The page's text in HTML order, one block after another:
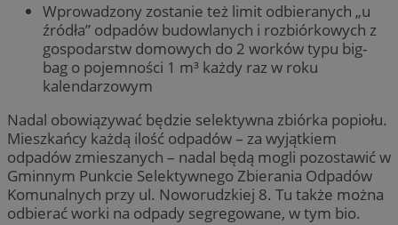
Wprowadzony zostanie też limit odbieranych „u
źródła” odpadów budowlanych i rozbiórkowych z
gospodarstw domowych do 2 worków typu big-
bag o pojemności 1 m³ każdy raz w roku
kalendarzowym
Nadal obowiązywać będzie selektywna zbiórka popiołu.
Mieszkańcy każdą ilość odpadów – za wyjątkiem
odpadów zmieszanych – nadal będą mogli pozostawić w
Gminnym Punkcie Selektywnego Zbierania Odpadów
Komunalnych przy ul. Noworudzkiej 8. Tu także można
odbierać worki na odpady segregowane, w tym bio.